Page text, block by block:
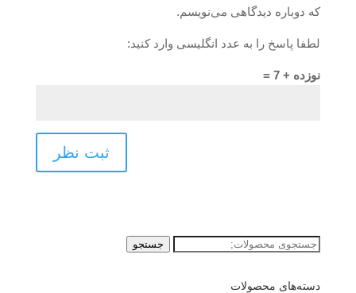
که دوباره دیدگاهی می‌نویسم.
لطفا پاسخ را به عدد انگلیسی وارد کنید:
نوزده + 7 =
جستجو
جستجو
دسته‌های محصولات